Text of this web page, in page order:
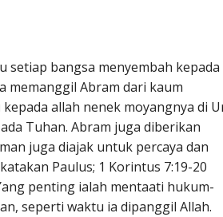
setiap bangsa menyembah kepada
memanggil Abram dari kaum
allah nenek moyangnya di
Tuhan. Abram juga diberikan
juga diajak untuk percaya dan
Paulus; 1 Korintus 7:19-20
penting ialah mentaati hukum-
seperti waktu ia dipanggil Allah.